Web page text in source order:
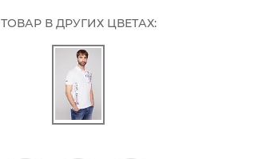
ТОВАР В ДРУГИХ ЦВЕТАХ: